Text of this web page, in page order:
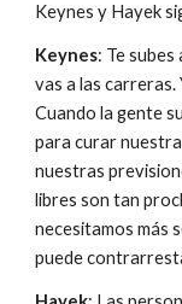
Keynes y Hayek
Keynes: Te
vas a las
Cuando la gente
para curar
nuestras
libres son tan
necesitamos más
puede